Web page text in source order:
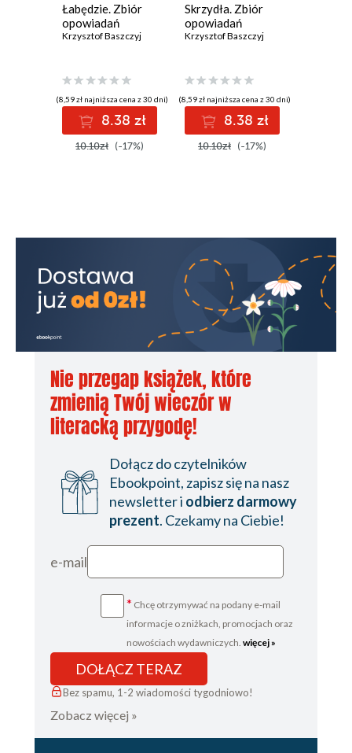
Łabędzie. Zbiór
opowiadań
Krzysztof Baszczyj
(8,59 zł najniższa cena z 30 dni)
8.38 zł
10.10zł (-17%)
Skrzydła. Zbiór
opowiadań
Krzysztof Baszczyj
(8,59 zł najniższa cena z 30 dni)
8.38 zł
10.10zł (-17%)
Nie przegap książek, które
zmienią Twój wieczór w
literacką przygodę!
Dołącz do czytelników
Ebookpoint, zapisz się na nasz
newsletter i odbierz darmowy
prezent. Czekamy na Ciebie!
e-mail
* Chcę otrzymywać na podany e-mail
informacje o zniżkach, promocjach oraz
nowościach wydawniczych. więcej »
DOŁĄCZ TERAZ
Bez spamu, 1-2 wiadomości tygodniowo!
Zobacz więcej »